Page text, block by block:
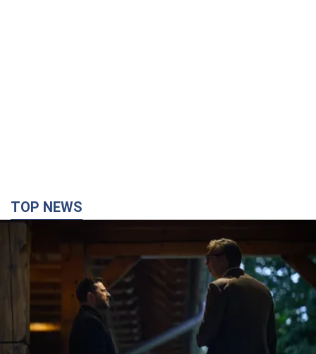
TOP NEWS